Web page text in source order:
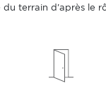
du terrain d'après le